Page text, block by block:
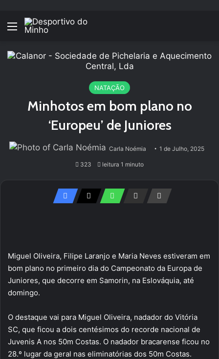
Menu
NATAÇÃO
Minhotos em bom plano no
‘Europeu’ de Juniores
Carla Noémia 1 de Julho, 2025
323 leitura 1 minuto
Miguel Oliveira, Filipe Laranjo e Maria Neves estiveram em
bom plano no primeiro dia do Campeonato da Europa de
Juniores, que decorre em Samorin, na Eslováquia, até
domingo.
O destaque vai para Miguel Oliveira, nadador do Vitória
SC, que ficou a dois centésimos do recorde nacional de
Juvenis A nos 50m Costas. O nadador bracarense ficou no
28.º lugar da geral nas eliminatórias dos 50m Costas.